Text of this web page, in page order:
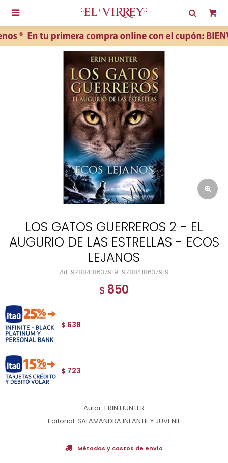

LOS GATOS GUERREROS 2 - EL
AUGURIO DE LAS ESTRELLAS - ECOS
LEJANOS
9788418637919-9788418637919
$ 850
$ 638
$ 723
Autor: ERIN HUNTER
Editorial: SALAMANDRA INFANTIL Y JUVENIL
Métodos y costos de envío